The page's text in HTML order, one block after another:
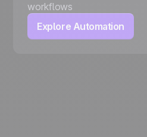
workflows
Explore Automation